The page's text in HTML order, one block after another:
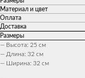
Материал и цвет
Оплата
Доставка
Размеры
— Высота: 25 см
— Длина: 32 см
— Ширина: 32 см